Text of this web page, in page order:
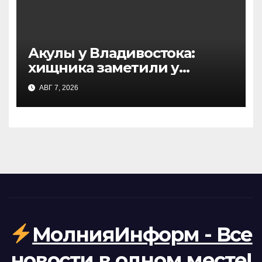
Акулы у Владивостока:
хищника заметили у
острова Русский — что
известно
АВГ 7, 2026
МолнияИнформ - Все